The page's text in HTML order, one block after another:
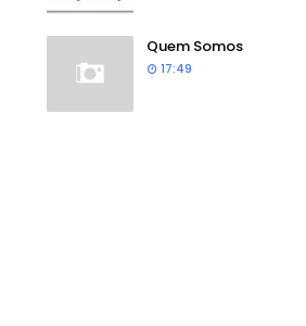
Quem Somos
17:49